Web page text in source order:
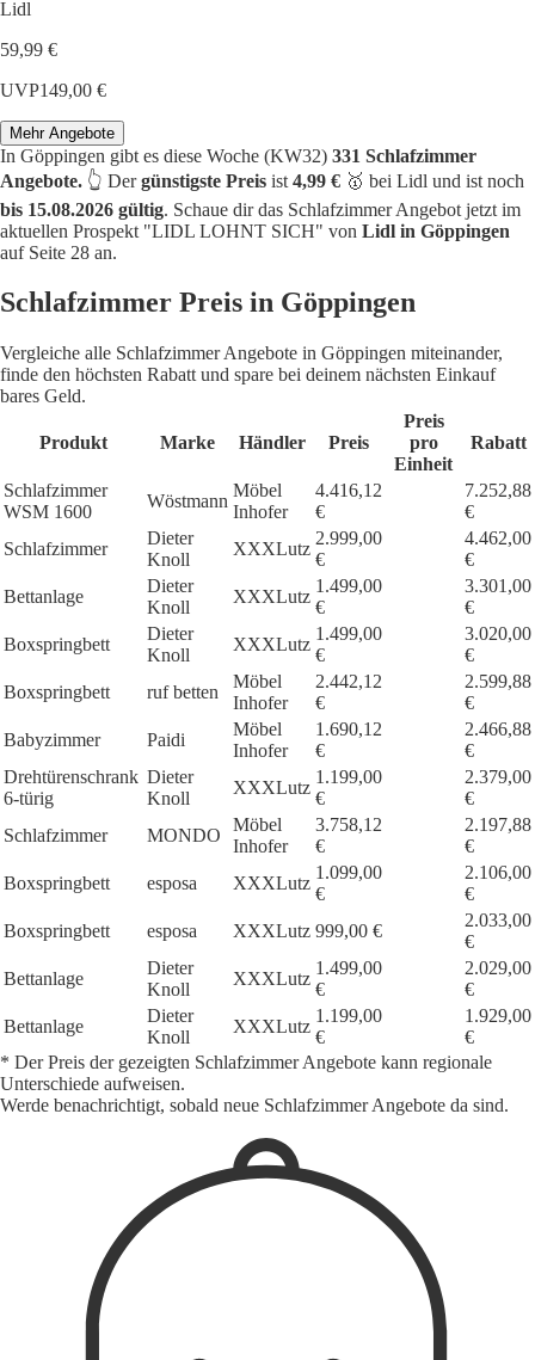
Lidl
59,99 €
UVP149,00 €
Mehr Angebote
In Göppingen gibt es diese Woche (KW32) 331 Schlafzimmer
Angebote. 👆 Dergünstigste Preis ist 4,99 € 🥇 bei Lidl und ist noch
bis 15.08.2026 gültig. Schaue dir das Schlafzimmer Angebot jetzt im
aktuellen Prospekt "LIDL LOHNT SICH" von Lidl in Göppingen
auf Seite 28 an.
Schlafzimmer Preis in Göppingen
Vergleiche alle Schlafzimmer Angebote in Göppingen miteinander,
finde den höchsten Rabatt und spare bei deinem nächsten Einkauf
bares Geld.
Produkt Marke Händler Preis
Preis
pro
Einheit
Rabatt
Schlafzimmer
WSM 1600
Wöstmann
Möbel
Inhofer
4.416,12
€
7.252,88
€
Schlafzimmer
Dieter
Knoll
XXXLutz
2.999,00
€
4.462,00
€
Bettanlage
Dieter
Knoll
XXXLutz
1.499,00
€
3.301,00
€
Boxspringbett
Dieter
Knoll
XXXLutz
1.499,00
€
3.020,00
€
Boxspringbett
ruf betten
Möbel
Inhofer
2.442,12
€
2.599,88
€
Babyzimmer
Paidi
Möbel
Inhofer
1.690,12
€
2.466,88
€
Drehtürenschrank
6-türig
Dieter
Knoll
XXXLutz
1.199,00
€
2.379,00
€
Schlafzimmer
MONDO
Möbel
Inhofer
3.758,12
€
2.197,88
€
Boxspringbett
esposa XXXLutz
1.099,00
€
2.106,00
€
Boxspringbett
esposa XXXLutz 999,00 €
2.033,00
€
Bettanlage
Dieter
Knoll
XXXLutz
1.499,00
€
2.029,00
€
Bettanlage
Dieter
Knoll
XXXLutz
1.199,00
€
1.929,00
€
* Der Preis der gezeigten Schlafzimmer Angebote kann regionale
Unterschiede aufweisen.
Werde benachrichtigt, sobald neue Schlafzimmer Angebote da sind.